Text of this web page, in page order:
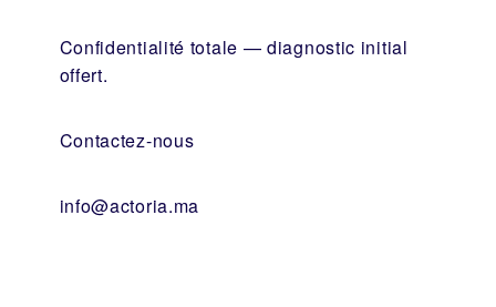
Confidentialité totale — diagnostic initial
offert.
Contactez-nous
info@actoria.ma